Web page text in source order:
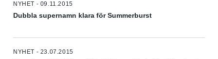
NYHET - 09.11.2015
Dubbla supernamn klara för Summerburst
NYHET - 23.07.2015